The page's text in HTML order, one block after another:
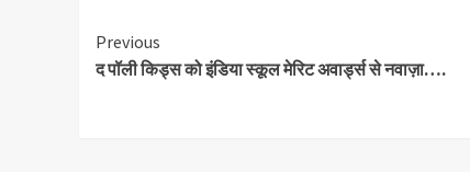
Continue
Reading
Previous
द पॉली किड्स को इंडिया स्कूल मेरिट अवार्ड्स से नवाज़ा….